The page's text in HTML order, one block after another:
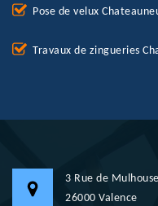
Pose de velux
Travaux de zingueries
3 Rue de Mulhouse
26000 Valence